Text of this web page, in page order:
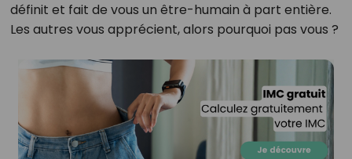
définit et fait de vous un être-humain à part entière.
Les autres vous apprécient, alors pourquoi pas vous ?